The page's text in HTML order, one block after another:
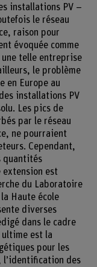
installations PV –
le réseau
raison pour
évoquée comme
une telle entreprise
le problème
en Europe au
installations PV
Les pics de
par le réseau
ne pourraient
Cependant,
quantités
extension est
du Laboratoire
Haute école
diverses
dans le cadre
ultime est la
pour les
l’identification des